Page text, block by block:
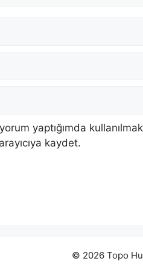
yaptığımda
kaydet.
© 2026 Topo